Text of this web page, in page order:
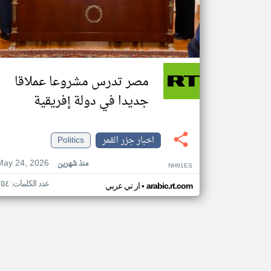
مصر تدرس مشروعا عملاقا
جديدا في دولة إفريقية
اخبار جزر القمر
Politics
24, 2026
منذ شهرين NH91ES
ار تي عربي• arabic.rt.com عدد الكلمات: ٢٥٤